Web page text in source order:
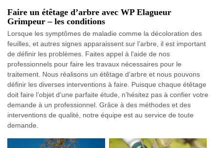
Faire un étêtage d’arbre avec WP Elagueur
Grimpeur – les conditions
Lorsque les symptômes de maladie comme la décoloration des
feuilles, et autres signes apparaissent sur l’arbre, il est important
de définir les problèmes. Faites appel à l'aide de nos
professionnels pour faire les travaux nécessaires pour le
traitement. Nous réalisons un étêtage d’arbre et nous pouvons
définir les diverses interventions à faire. Puisque chaque étêtage
doit faire l’objet d’une parfaite étude, n’hésitez pas à confier votre
demande à un professionnel. Grâce à des méthodes et des
interventions de qualité, notre équipe est au service de toute
demande.